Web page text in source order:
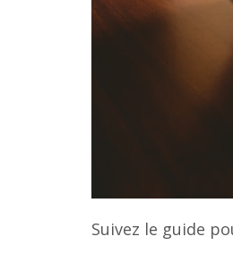
Suivez le guide